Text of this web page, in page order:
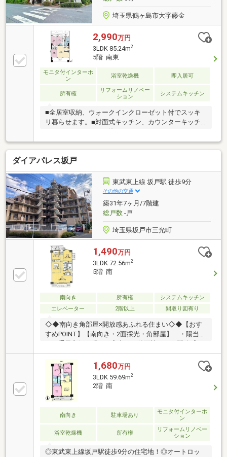
埼玉県鶴ヶ島市大字藤金
2,990万円
3LDK 85.24m2
5階 南東
モニタ付インターホ
ン
浴室乾燥機 即入居可
所有権
リフォームリノベー
ション
システムキッチン
■全居室収納、ウォークインクローゼット付でスッキ
リ暮らせます。■対面式キッチン、カウンターキッチ
（食器・食品の収納庫）付で便利です。■浴室乾燥
機、浴室に窓、浴室暖房付でバスタイムを快適に過ご
せます。■平面駐車場で安心快適なカーライフ。■宅配
ボックスがあり充実した共用施設。■セキュリティ充
実、オートロック、ＴＶモニタ付インターホン、モニ
ター付オートロック、ダブルロックドア、防犯カメラ
で安心です。若葉駅まで徒歩8分で通勤通学にはとて
も便利です。■LDK15畳以上。■浴室乾燥機付です。■
即入居可。住宅ローン相談会も同時開催中
ダイアパレス坂戸
東武東上線 坂戸駅 徒歩9分
その他の交通
築31年7ヶ月/7階建
総戸数-戸
埼玉県坂戸市三光町
1,490万円
3LDK 72.56m2
5階 南
南向き 所有権
システムキッチン
エレベーター
2階以上 間取り図有り
◇◆南向き角部屋×開放感あふれる住まい◇◆【おす
すめPOINT】【南向き・2面採光・角部屋】 ・陽当た
ある眺望【2面バルコニー＋ルーフバルコニー】 ・
広がりのあるアウトドア空間 ・洗濯やガーデニング
も快適【安心のセキュリティ】 ・モニタ付オートロ
ック ・モニタ付インターホン ・火災警報器設置済
み資金計画や住宅ローン審査などのじっくり相談や、
現地集合現地解散のサクッと見学などご希望に合わせ
たご案内が可能です！価格相談・ヤマダポイント・家
具家電特別割引などお得な情報盛りだくさん♪
1,680万円
3LDK 59.69m2
2階 南
南向き 駐車場あり
モニタ付インターホ
ン
浴室乾燥機 所有権
リフォームリノベー
ション
◎東武東上線坂戸駅徒歩9分の住宅地！◎オートロッ